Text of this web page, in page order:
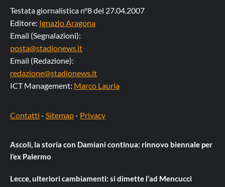
Testata giornalistica n°8 del 27.04.2007
Editore: Ignazio Aragona
Email (Segnalazioni):
posta@stadionews.it
Email (Redazione):
redazione@stadionews.it
ICT Management: Marco Lauria
Contatti - Sitemap- Privacy
Ascoli, la storia con Damiani continua: rinnovo biennale per
l’ex Palermo
Lecce, ulteriori cambiamenti: si dimette l’ad Mencucci